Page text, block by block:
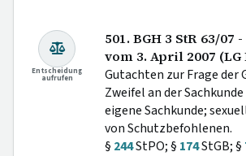
Entscheidung
aufrufen
501. BGH 3 StR 63/07
vom 3. April 2007 (LG
Gutachten zur Frage der
Zweifel an der
eigene Sachkunde;
von Schutzbefohlenen.
§ 244StPO; § 174StGB; §